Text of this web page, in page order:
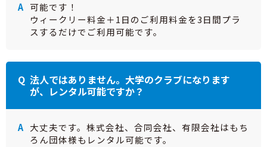
可能です！
ウィークリー料金＋1日のご利用料金を3日間プラ
スするだけでご利用可能です。
法人ではありません。大学のクラブになります
が、レンタル可能ですか？
大丈夫です。株式会社、合同会社、有限会社はもち
ろん団体様もレンタル可能です。